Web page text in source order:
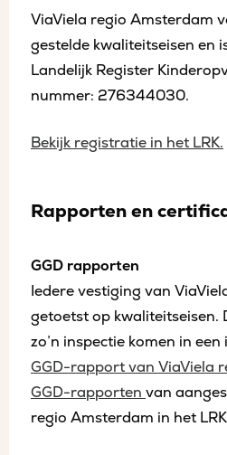
ViaViela regio Amsterdam
gestelde kwaliteitseisen en
Landelijk Register
nummer: 276344030.
Bekijk registratie in het LRK.
Rapporten en
GGD rapporten
Iedere vestiging van
getoetst op kwaliteitseisen.
zo’n inspectie komen in
GGD-rapport van ViaViela
GGD-rapporten van
regio Amsterdam in het